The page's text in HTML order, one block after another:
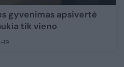
gyvenimas apsivertė
tik vieno
19